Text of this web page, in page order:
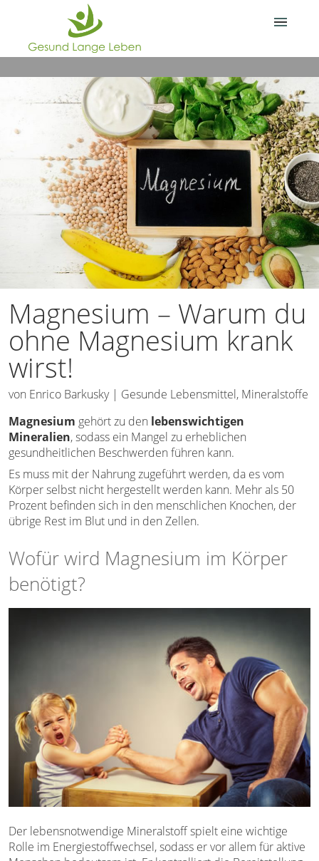
Deine Frage?
Magnesium – Warum du
ohne Magnesium krank
wirst!
von Enrico Barkusky| Gesunde Lebensmittel, Mineralstoffe
Magnesium gehört zu den lebenswichtigen
Mineralien, sodass ein Mangel zu erheblichen
gesundheitlichen Beschwerden führen kann.
Es muss mit der Nahrung zugeführt werden, da es vom
Körper selbst nicht hergestellt werden kann. Mehr als 50
Prozent befinden sich in den menschlichen Knochen, der
übrige Rest im Blut und in den Zellen.
Wofür wird Magnesium im Körper
benötigt?
Der lebensnotwendige Mineralstoff spielt eine wichtige
Rolle im Energiestoffwechsel, sodass er vor allem für aktive